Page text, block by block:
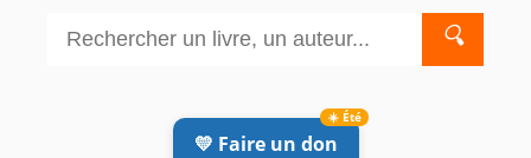
🔍
💛 Faire un don